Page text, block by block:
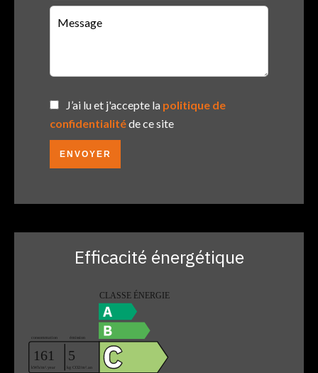
J’ai lu et j'accepte la politique de
confidentialitéde ce site
ENVOYER
Efficacité énergétique